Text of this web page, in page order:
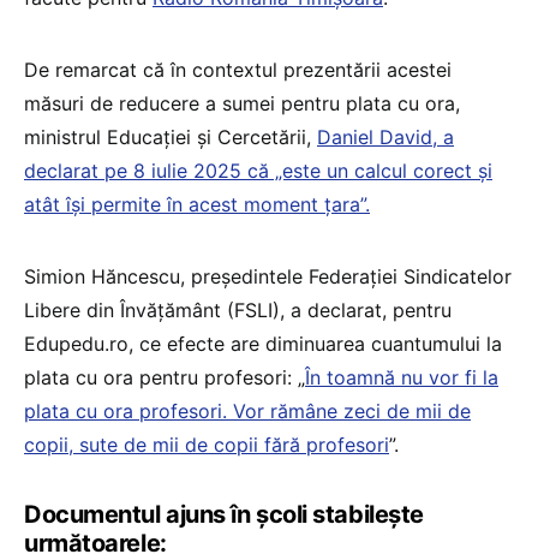
De remarcat că în contextul prezentării acestei
măsuri de reducere a sumei pentru plata cu ora,
ministrul Educației și Cercetării, Daniel David, a
declarat pe 8 iulie 2025 că „este un calcul corect și
atât își permite în acest moment țara”.
Simion Hăncescu, președintele Federației Sindicatelor
Libere din Învățământ (FSLI), a declarat, pentru
Edupedu.ro, ce efecte are diminuarea cuantumului la
plata cu ora pentru profesori: „În toamnă nu vor fi la
plata cu ora profesori. Vor rămâne zeci de mii de
copii, sute de mii de copii fără profesori”.
Documentul ajuns în școli stabilește
următoarele: